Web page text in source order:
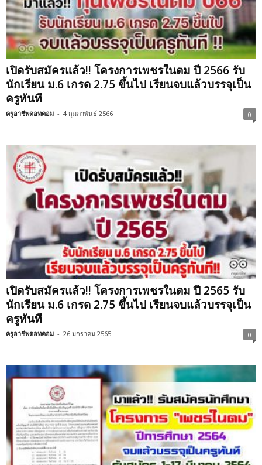
เปิดรับสมัครแล้ว!! โครงการเพชรในตม ปี 2566 รับ
นักเรียน ม.6 เกรด 2.75 ขึ้นไป เรียนจบแล้วบรรจุเป็น
ครูทันที
ครูอาชีพดอทคอม - 4 กุมภาพันธ์ 2566 0
เปิดรับสมัครแล้ว!! โครงการเพชรในตม ปี 2565 รับ
นักเรียน ม.6 เกรด 2.75 ขึ้นไป เรียนจบแล้วบรรจุเป็น
ครูทันที
ครูอาชีพดอทคอม - 26 มกราคม 2565 0